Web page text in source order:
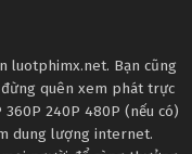
luotphimx.net. Bạn cũng
quên xem phát trực
240P 480P (nếu có)
dung lượng internet.